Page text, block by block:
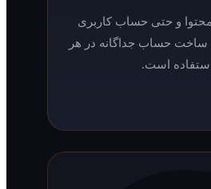
حساب کاربری
جداگانه در هر